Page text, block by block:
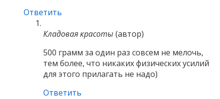
Ответить
Кладовая красоты (автор)
500 грамм за один раз совсем не мелочь,
тем более, что никаких физических усилий
для этого прилагать не надо)
Ответить